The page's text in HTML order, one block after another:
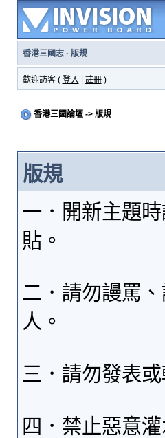
香港三國志· 版規
歡迎訪客 ( 登入 註冊)
香港三國論壇-> 版規
版規
一．開新主題
貼。
二．請勿謾罵
人。
三．請勿發表
四．禁止惡意